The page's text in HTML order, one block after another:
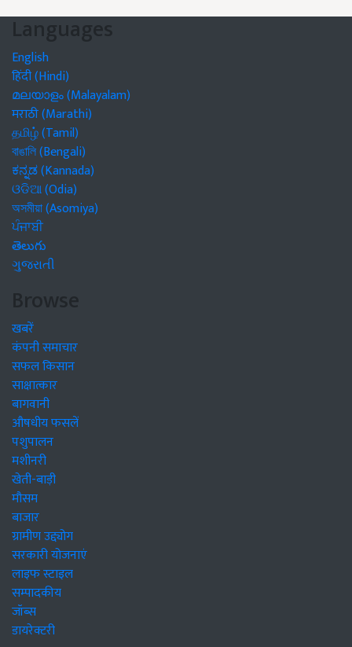
Languages
English
हिंदी (Hindi)
മലയാളം (Malayalam)
मराठी (Marathi)
தமிழ் (Tamil)
বাঙালি (Bengali)
ಕನ್ನಡ (Kannada)
ଓଡିଆ (Odia)
অসমীয়া (Asomiya)
ਪੰਜਾਬੀ
తెలుగు
ગુજરાતી
Browse
खबरें
कंपनी समाचार
सफल किसान
साक्षात्कार
बागवानी
औषधीय फसलें
पशुपालन
मशीनरी
खेती-बाड़ी
मौसम
बाजार
ग्रामीण उद्द्योग
सरकारी योजनाएं
लाइफ स्टाइल
सम्पादकीय
जॉब्स
डायरेक्टरी